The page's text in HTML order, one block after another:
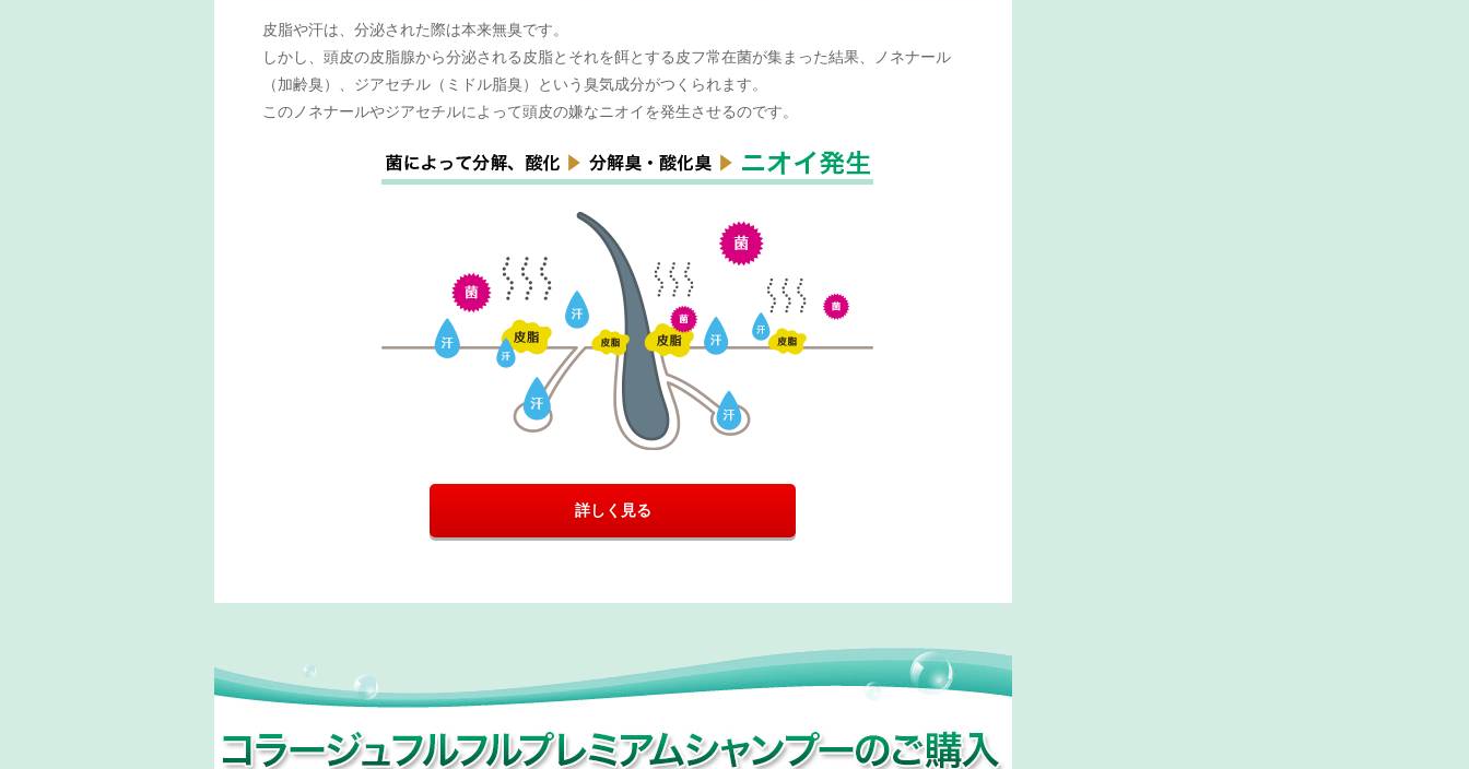
皮脂や汗は、分泌された際は本来無臭です。
しかし、頭皮の皮脂腺から分泌される皮脂とそれを餌とする皮フ常在菌が集まった結果、ノネナール
（加齢臭）、ジアセチル（ミドル脂臭）という臭気成分がつくられます。
このノネナールやジアセチルによって頭皮の嫌なニオイを発生させるのです。
詳しく見る